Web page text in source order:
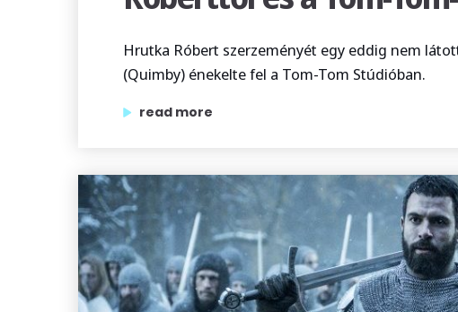
Hrutka Róbert szerzeményét egy eddig nem
(Quimby) énekelte fel a Tom-Tom Stúdióban.
read more
„a futni mentem c. filmhez főcímdalt hrutka